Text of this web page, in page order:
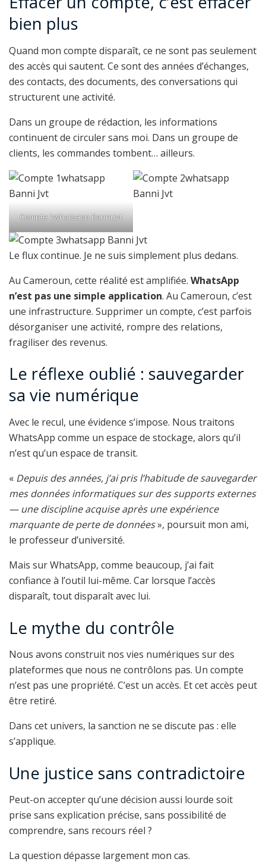
bien plus
Quand mon compte disparaît, ce ne sont pas seulement
des accès qui sautent. Ce sont des années d’échanges,
des contacts, des documents, des conversations qui
structurent une activité.
Dans un groupe de rédaction, les informations
continuent de circuler sans moi. Dans un groupe de
clients, les commandes tombent… ailleurs.
Compte 1whatsapp Banni Jvt
Le flux continue. Je ne suis simplement plus dedans.
Au Cameroun, cette réalité est amplifiée. WhatsApp
n’est pas une simple application. Au Cameroun, c’est
une infrastructure. Supprimer un compte, c’est parfois
désorganiser une activité, rompre des relations,
fragiliser des revenus.
Le réflexe oublié : sauvegarder
sa vie numérique
Avec le recul, une évidence s’impose. Nous traitons
WhatsApp comme un espace de stockage, alors qu’il
n’est qu’un espace de transit.
« Depuis des années, j’ai pris l’habitude de sauvegarder
mes données informatiques sur des supports externes
— une discipline acquise après une expérience
marquante de perte de données», poursuit mon ami,
le professeur d’université.
Mais sur WhatsApp, comme beaucoup, j’ai fait
confiance à l’outil lui-même. Car lorsque l’accès
disparaît, tout disparaît avec lui.
Le mythe du contrôle
Nous avons construit nos vies numériques sur des
plateformes que nous ne contrôlons pas. Un compte
n’est pas une propriété. C’est un accès. Et cet accès peut
être retiré.
Dans cet univers, la sanction ne se discute pas : elle
s’applique.
Une justice sans contradictoire
Peut-on accepter qu’une décision aussi lourde soit
prise sans explication précise, sans possibilité de
comprendre, sans recours réel ?
La question dépasse largement mon cas.